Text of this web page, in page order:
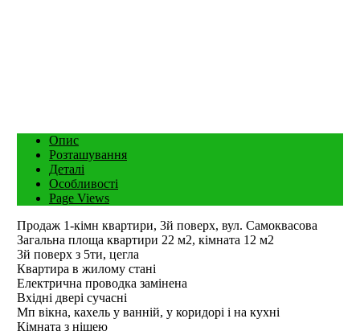
Опис
Розташування
Деталі
Особливості
Page Views
Продаж 1-кімн квартири, 3й поверх, вул. Самоквасова
Загальна площа квартири 22 м2, кімната 12 м2
3й поверх з 5ти, цегла
Квартира в жилому стані
Електрична проводка замінена
Вхідні двері сучасні
Мп вікна, кахель у ванній, у коридорі і на кухні
Кімната з нішею